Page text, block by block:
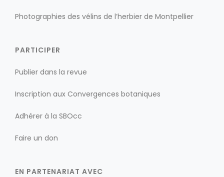
Photographies des vélins de l’herbier de Montpellier
PARTICIPER
Publier dans la revue
Inscription aux Convergences botaniques
Adhérer à la SBOcc
Faire un don
EN PARTENARIAT AVEC